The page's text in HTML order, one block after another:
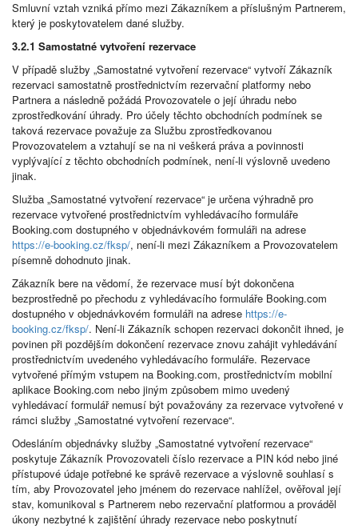
Smluvní vztah vzniká přímo mezi Zákazníkem a příslušným Partnerem,
který je poskytovatelem dané služby.
3.2.1 Samostatné vytvoření rezervace
V případě služby „Samostatné vytvoření rezervace“ vytvoří Zákazník
rezervaci samostatně prostřednictvím rezervační platformy nebo
Partnera a následně požádá Provozovatele o její úhradu nebo
zprostředkování úhrady. Pro účely těchto obchodních podmínek se
taková rezervace považuje za Službu zprostředkovanou
Provozovatelem a vztahují se na ni veškerá práva a povinnosti
vyplývající z těchto obchodních podmínek, není-li výslovně uvedeno
jinak.
Služba „Samostatné vytvoření rezervace“ je určena výhradně pro
rezervace vytvořené prostřednictvím vyhledávacího formuláře
Booking.com dostupného v objednávkovém formuláři na adrese
https://e-booking.cz/fksp/, není-li mezi Zákazníkem a Provozovatelem
písemně dohodnuto jinak.
Zákazník bere na vědomí, že rezervace musí být dokončena
bezprostředně po přechodu z vyhledávacího formuláře Booking.com
dostupného v objednávkovém formuláři na adrese https://e-
booking.cz/fksp/. Není-li Zákazník schopen rezervaci dokončit ihned, je
povinen při pozdějším dokončení rezervace znovu zahájit vyhledávání
prostřednictvím uvedeného vyhledávacího formuláře. Rezervace
vytvořené přímým vstupem na Booking.com, prostřednictvím mobilní
aplikace Booking.com nebo jiným způsobem mimo uvedený
vyhledávací formulář nemusí být považovány za rezervace vytvořené v
rámci služby „Samostatné vytvoření rezervace“.
Odesláním objednávky služby „Samostatné vytvoření rezervace“
poskytuje Zákazník Provozovateli číslo rezervace a PIN kód nebo jiné
přístupové údaje potřebné ke správě rezervace a výslovně souhlasí s
tím, aby Provozovatel jeho jménem do rezervace nahlížel, ověřoval její
stav, komunikoval s Partnerem nebo rezervační platformou a prováděl
úkony nezbytné k zajištění úhrady rezervace nebo poskytnutí